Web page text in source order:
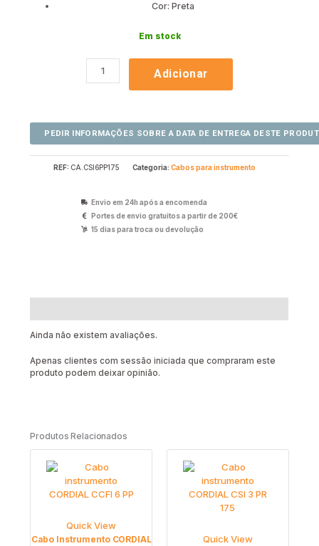
Cor: Preta
Em stock
Adicionar
REF: CA.CSI6PP175 Categoria: Cabos para instrumento
Envio em 24h após a encomenda
Portes de envio gratuitos a partir de 200€
15 dias para troca ou devolução
Ainda não existem avaliações.
Apenas clientes com sessão iniciada que compraram este
produto podem deixar opinião.
Produtos Relacionados
Quick View
Cabo Instrumento CORDIAL
Quick View